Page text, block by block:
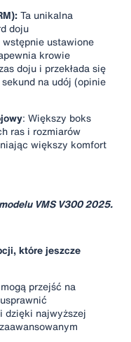
Ta unikalna
doju
ustawione
krowie
doju i przekłada się
na udój (opinie
: Większy boks
ras i rozmiarów
większy komfort
VMS V300 2025.
które jeszcze
przejść na
dzięki najwyższej